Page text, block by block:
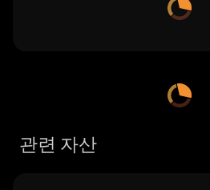
관련 자산